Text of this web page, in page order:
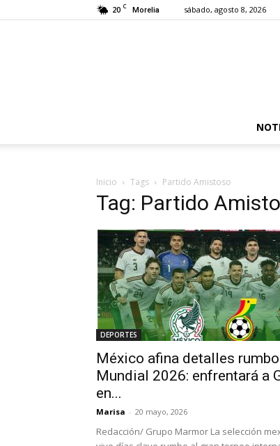
20 C Morelia sábado, agosto 8, 2026
Inicio Tags Partido Amistoso
Tag: Partido
DEPORTES
México afina detalles
Mundial 2026: enfrentará a
en...
Marisa - 20 mayo, 2026
Redacción/ Grupo Marmor La selección